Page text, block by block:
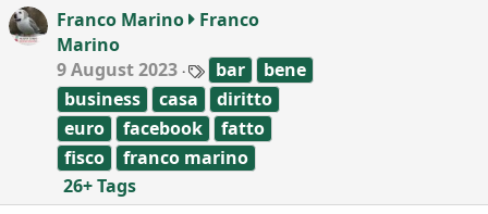
o Franco Marino
Franco
Marino
9 August 2023
T
a
s
bar
bene
business
casa
diritto
euro
facebook
fatto
fisco
franco marino
26+ Tags